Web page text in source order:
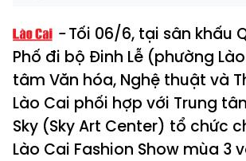
Tối 06/6, tại sân khấu
Phố đi bộ Đinh Lễ (phường
tâm Văn hóa, Nghệ thuật và
Lào Cai phối hợp với Trung
Sky (Sky Art Center) tổ chức
Lào Cai Fashion Show mùa 3